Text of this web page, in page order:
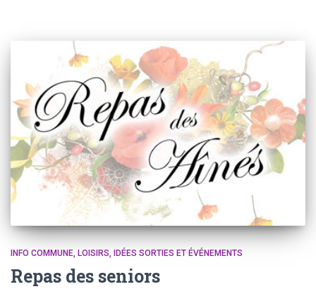
INFO COMMUNE LOISIRS, IDÉES SORTIES ET ÉVÉNEMENTS
Repas des seniors